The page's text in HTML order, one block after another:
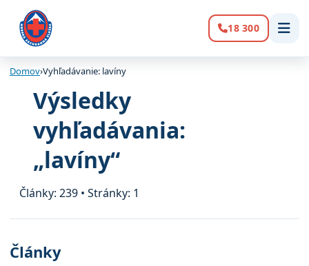
Volanie:
18 300
Domov›Vyhľadávanie: lavíny
Výsledky
vyhľadávania:
„lavíny“
Články: 239 • Stránky: 1
Články